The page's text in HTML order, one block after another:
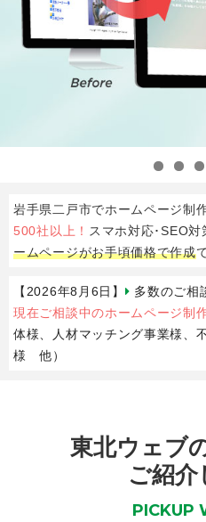
岩手県 二戸市でホームページ制
500社以上！ スマホ対応･SEO対
ームページがお手頃価格で作成
【2026年8月6日】
多数のご相
現在ご相談中のホームページ制
体様、人材マッチング事業様、
様 他）
東北ウェブ
ご紹介
PICKUP